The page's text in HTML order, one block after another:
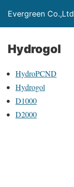
Evergreen Co.,Ltd
Hydrogol
HydroPCND
Hydrogol
D1000
D2000